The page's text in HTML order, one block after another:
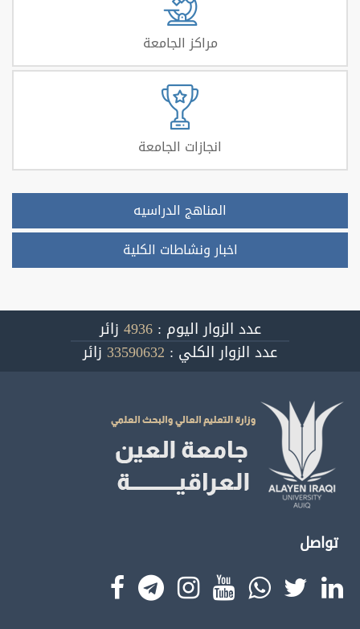
مراكز الجامعة
انجازات الجامعة
المناهج الدراسيه
اخبار ونشاطات الكلية
عدد الزوار اليوم :4936 زائر
عدد الزوار الكلي : 33590632 زائر
تواصل